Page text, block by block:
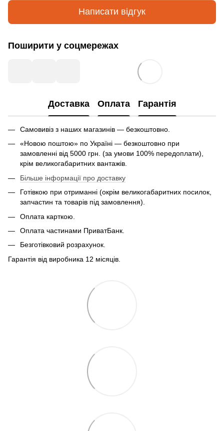
Написати відгук
Поширити у соцмережах
Доставка Оплата Гарантія
Самовивіз з наших магазинів — безкоштовно.
«Новою поштою» по Україні — безкоштовно при
замовленні від 5000 грн. (за умови 100% передоплати),
крім великогабаритних вантажів.
Більше інформації про доставку
Готівкою при отриманні (окрім великогабаритних посилок,
запчастин та товарів під замовлення).
Оплата карткою.
Оплата частинами ПриватБанк.
Безготівковий розрахунок.
Гарантія від виробника 12 місяців.